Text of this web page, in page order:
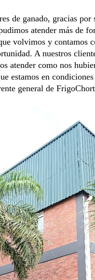
de ganado, gracias
atender más de
volvimos y contamos
A nuestros
atender como nos
estamos en
general de